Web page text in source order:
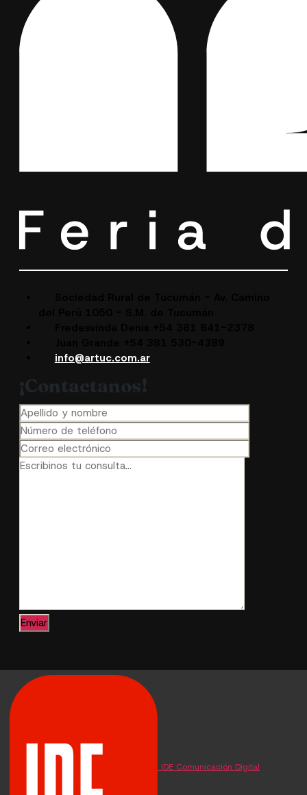
info@artuc.com.ar
¡Contactanos!
IDE Comunicación Digital